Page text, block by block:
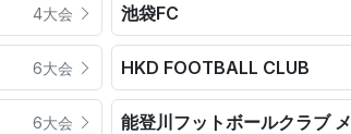
4大会 池袋FC
6大会 HKD FOOTBALL CLUB
6大会 能登川フットボールクラブ